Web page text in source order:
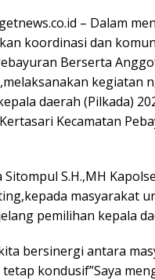
– Dalam
koordinasi dan
Berserta
kegiatan
daerah (Pilkada)
Kecamatan
Sitompul S.H.,MH
masyarakat
pemilihan kepala
bersinergi antara
tetap kondusif”Saya